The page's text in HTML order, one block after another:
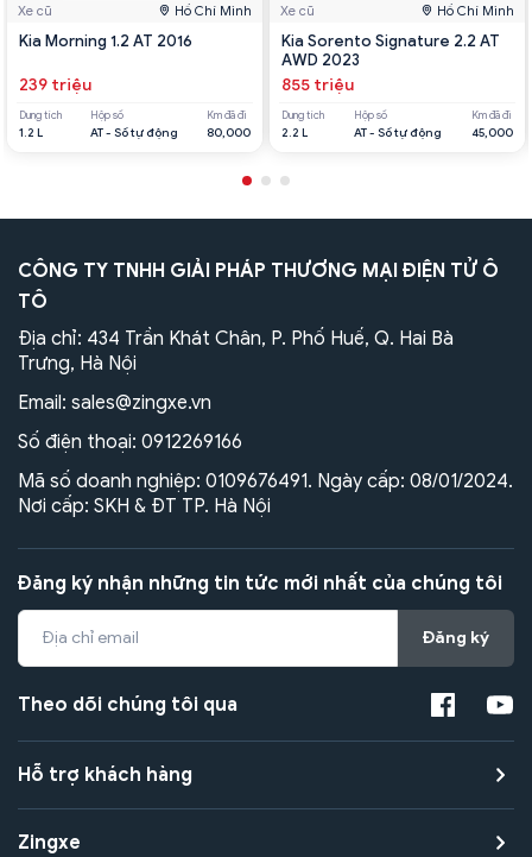
Xe cũ Hồ Chí Minh
Kia Morning 1.2 AT 2016
239 triệu
Dung tích
1.2 L
Hộp số
AT - Số tự động
Km đã đi
80,000
Xe cũ Hồ Chí Minh
Kia Sorento Signature 2.2 AT
AWD 2023
855 triệu
Dung tích
2.2 L
Hộp số
AT - Số tự động
Km đã đi
45,000
CÔNG TY TNHH GIẢI PHÁP THƯƠNG MẠI ĐIỆN TỬ Ô
TÔ
Địa chỉ: 434 Trần Khát Chân, P. Phố Huế, Q. Hai Bà
Trưng, Hà Nội
Email: sales@zingxe.vn
Số điện thoại: 0912269166
Mã số doanh nghiệp: 0109676491. Ngày cấp: 08/01/2024.
Nơi cấp: SKH & ĐT TP. Hà Nội
Đăng ký nhận những tin tức mới nhất của chúng tôi
Đăng ký
Theo dõi chúng tôi qua
Hỗ trợ khách hàng
Zingxe